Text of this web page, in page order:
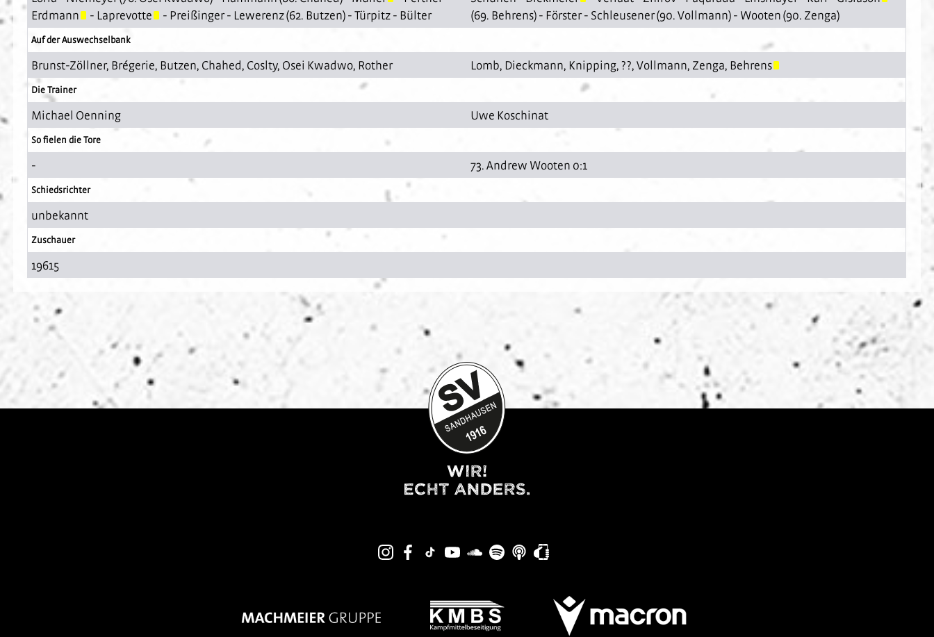
Erdmann
- Laprevotte - Preißinger- Lewerenz(62. Butzen) -Türpitz- Bülter
(69. Behrens) - Förster- Schleusener(90.Vollmann) - Wooten(90. Zenga)
Auf der Auswechselbank
Brunst-Zöllner, Brégerie, Butzen, Chahed, Coslty, Osei Kwadwo, Rother Lomb, Dieckmann, Knipping, ??,Vollmann, Zenga, Behrens
Die Trainer
Michael Oenning Uwe Koschinat
So fielen die Tore
- 73. Andrew Wooten 0:1
Schiedsrichter
unbekannt
Zuschauer
19615